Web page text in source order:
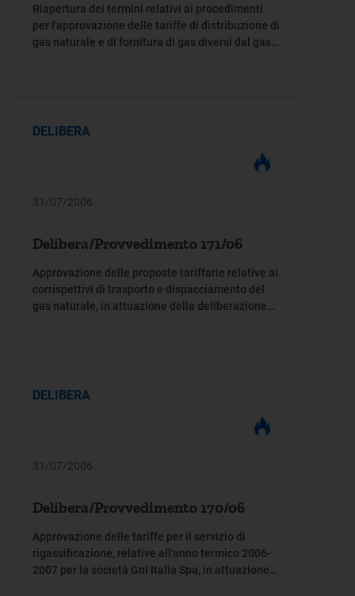
Riapertura dei termini relativi ai procedimenti
per l'approvazione delle tariffe di distribuzione di
gas naturale e di fornitura di gas diversi dal gas
DELIBERA
31/07/2006
Delibera/Provvedimento 171/06
Approvazione delle proposte tariffarie relative ai
corrispettivi di trasporto e dispacciamento del
gas naturale, in attuazione della deliberazione
DELIBERA
31/07/2006
Delibera/Provvedimento 170/06
Approvazione delle tariffe per il servizio di
rigassificazione, relative all'anno termico 2006-
2007 per la società Gnl Italia Spa, in attuazione